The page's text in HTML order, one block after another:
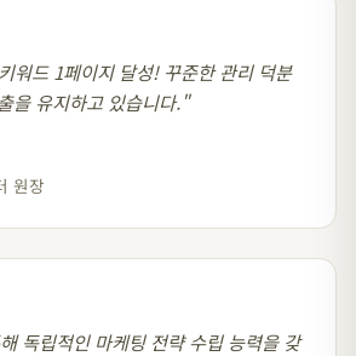
워드 1페이지 달성! 꾸준한 관리 덕분
을 유지하고 있습니다."
원장
독립적인 마케팅 전략 수립 능력을 갖